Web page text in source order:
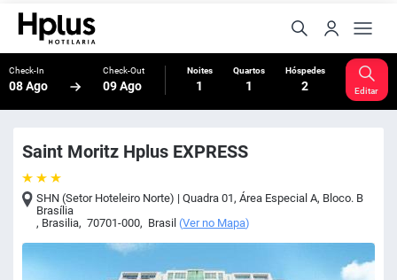
Check-In
08 Ago
Check-Out
09 Ago
Noites
1
Quartos
1
Hóspedes
2 Editar
Saint Moritz Hplus EXPRESS
SHN (Setor Hoteleiro Norte) | Quadra 01, Área Especial A, Bloco. B
Brasília
, Brasilia, 70701-000, Brasil (Ver no Mapa)